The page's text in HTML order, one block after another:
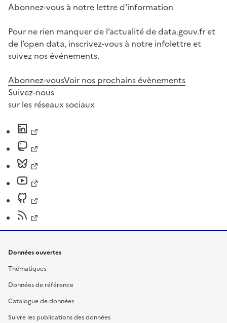
Abonnez-vous à notre lettre d'information
Pour ne rien manquer de l’actualité de data.gouv.fr et
de l’open data, inscrivez-vous à notre infolettre et
suivez nos événements.
Abonnez-vousVoir nos prochains évènements
Suivez-nous
sur les réseaux sociaux
Données ouvertes
Thématiques
Données de référence
Catalogue de données
Suivre les publications des données